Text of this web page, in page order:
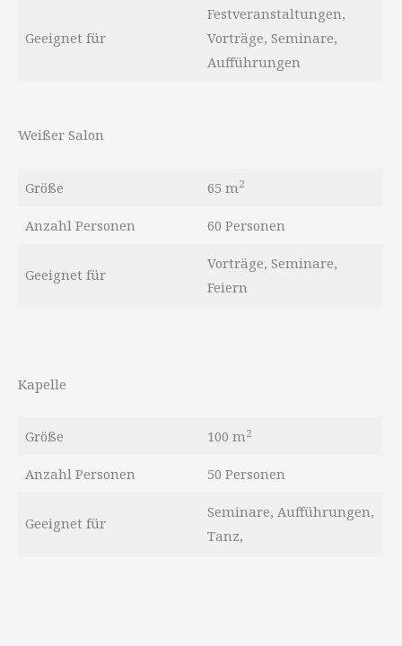
Geeignet für
Festveranstaltungen,
Vorträge, Seminare,
Aufführungen
Weißer Salon
Größe 65 m 2
Anzahl Personen 60 Personen
Geeignet für
Vorträge, Seminare,
Feiern
Kapelle
Größe 100 m 2
Anzahl Personen 50 Personen
Geeignet für
Seminare, Aufführungen,
Tanz,